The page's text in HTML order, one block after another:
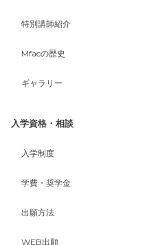
特別講師紹介
Mfacの歴史
ギャラリー
入学資格・相談
入学制度
学費・奨学金
出願方法
WEB出願